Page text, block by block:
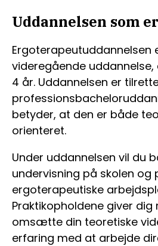
Uddannelsen som
Ergoterapeutuddannelsen
videregående
4 år. Uddannelsen er
betyder, at den er både
orienteret.
Under uddannelsen vil du
undervisning på skolen og
ergoterapeutiske
Praktikopholdene giver
omsætte din teoretiske
erfaring med at arbejde